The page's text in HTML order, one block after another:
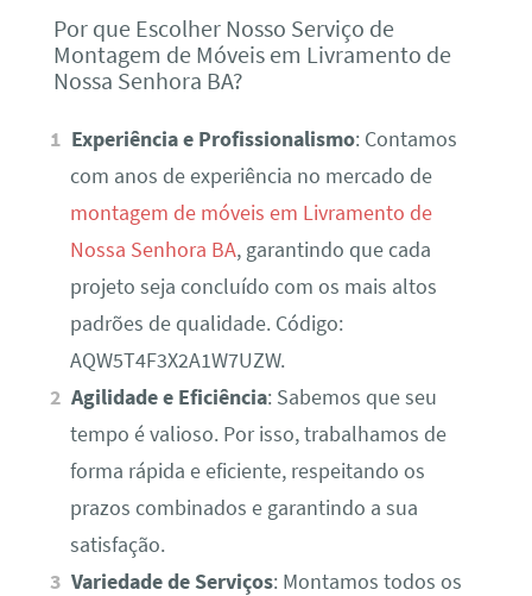
Por que Escolher Nosso Serviço de
Montagem de Móveis em Livramento de
Nossa Senhora BA?
Experiência e Profissionalismo: Contamos
com anos de experiência no mercado de
montagem de móveis em Livramento de
Nossa Senhora BA, garantindo que cada
projeto seja concluído com os mais altos
padrões de qualidade. Código:
AQW5T4F3X2A1W7UZW.
Agilidade e Eficiência: Sabemos que seu
tempo é valioso. Por isso, trabalhamos de
forma rápida e eficiente, respeitando os
prazos combinados e garantindo a sua
satisfação.
Variedade de Serviços: Montamos todos os